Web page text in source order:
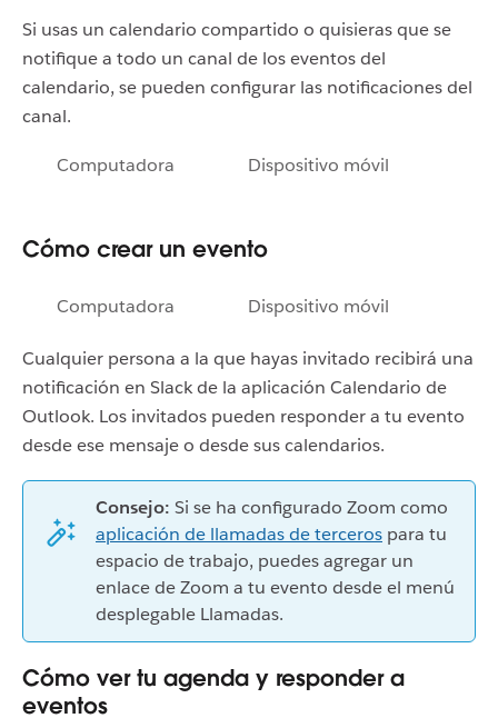
Si usas un calendario compartido o quisieras que se
notifique a todo un canal de los eventos del
calendario, se pueden configurar las notificaciones del
canal.
Computadora Dispositivo móvil
Cómo crear un evento
Computadora Dispositivo móvil
Cualquier persona a la que hayas invitado recibirá una
notificación en Slack de la aplicación Calendario de
Outlook. Los invitados pueden responder a tu evento
desde ese mensaje o desde sus calendarios.
Consejo: Si se ha configurado Zoom como
aplicación de llamadas de terceros para tu
espacio de trabajo, puedes agregar un
enlace de Zoom a tu evento desde el menú
desplegable Llamadas.
Cómo ver tu agenda y responder a
eventos